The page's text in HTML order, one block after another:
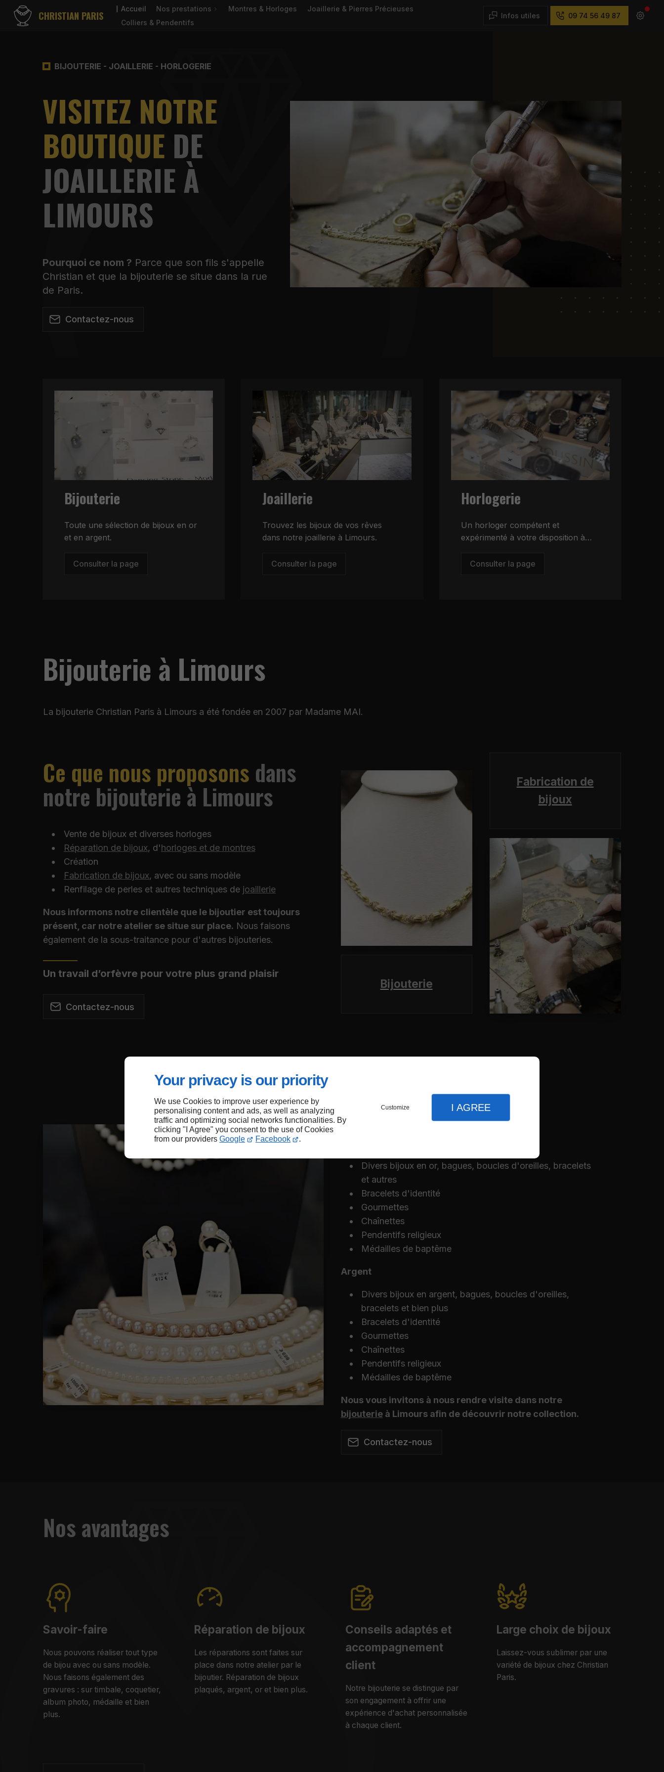
Your privacy is our priority
We use Cookies to improve user experience by
personalising content and ads, as well as analyzing
traffic and optimizing social networks functionalities. By
clicking "I Agree" you consent to the use of Cookies
from our providers Google Facebook .
Customize I AGREE
CHRISTIAN PARIS Accueil Nos prestations Montres & Horloges
Joaillerie & Pierres Précieuses
Colliers & Pendentifs
Infos utiles 09 74 56 49 87
BIJOUTERIE - JOAILLERIE - HORLOGERIE
VISITEZ NOTRE
BOUTIQUE DE
JOAILLERIE À
LIMOURS
Pourquoi ce nom ? Parce que son fils s'appelle
Christian et que la bijouterie se situe dans la rue
de Paris.
Contactez-nous
Bijouterie
Toute une sélection de bijoux en or
et en argent.
Consulter la page
Joaillerie
Trouvez les bijoux de vos rêves
dans notre joaillerie à Limours.
Consulter la page
Horlogerie
Un horloger compétent et
expérimenté à votre disposition à
Consulter la page
Bijouterie à Limours
La bijouterie Christian Paris à Limours a été fondée en 2007 par Madame MAI.
Ce que nous proposons dans
notre bijouterie à Limours
Vente de bijoux et diverses horloges
Réparation de bijoux, d'horloges et de montres
Création
Fabrication de bijoux, avec ou sans modèle
Renfilage de perles et autres techniques de joaillerie
Nous informons notre clientèle que le bijoutier est toujours
présent, car notre atelier se situe sur place. Nous faisons
également de la sous-traitance pour d'autres bijouteries.
Un travail d’orfèvre pour votre plus grand plaisir
Contactez-nous
Bijouterie
Fabrication de
bijoux
nous vendons
Divers bijoux en or, bagues, boucles d'oreilles, bracelets
et autres
Bracelets d'identité
Gourmettes
Chaînettes
Pendentifs religieux
Médailles de baptême
Argent
Divers bijoux en argent, bagues, boucles d'oreilles,
bracelets et bien plus
Bracelets d'identité
Gourmettes
Chaînettes
Pendentifs religieux
Médailles de baptême
Nous vous invitons à nous rendre visite dans notre
bijouterieà Limours afin de découvrir notre collection.
Contactez-nous
Nos avantages
Savoir-faire
Nous pouvons réaliser tout type
de bijou avec ou sans modèle.
Nous faisons également des
gravures : sur timbale, coquetier,
album photo, médaille et bien
plus.
Réparation de bijoux
Les réparations sont faites sur
place dans notre atelier par le
bijoutier. Réparation de bijoux
plaqués, argent, or et bien plus.
Conseils adaptés et
accompagnement
client
Notre bijouterie se distingue par
son engagement à offrir une
expérience d'achat personnalisée
à chaque client.
Large choix de bijoux
Laissez-vous sublimer par une
variété de bijoux chez Christian
Paris.